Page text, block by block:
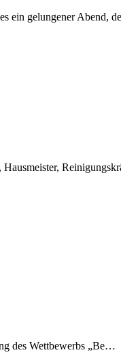
ein gelungener Abend,
des Wettbewerbs „Be…